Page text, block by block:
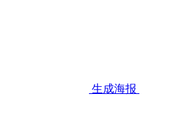
生成海报